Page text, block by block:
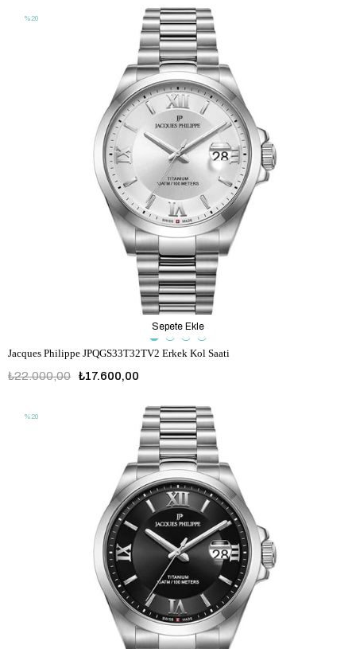
Jacques Philippe JPQGS33T32TV2 Erkek Kol Saati
₺17.600,00
₺22.000,00
Sepete Ekle
%20
%20